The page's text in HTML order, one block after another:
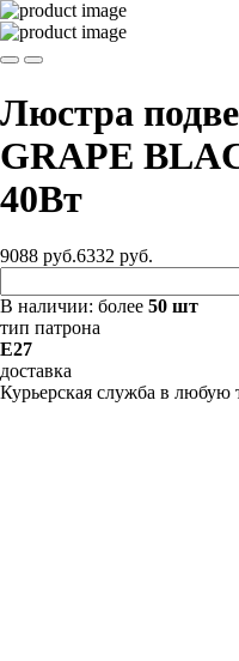
Люстра
GRAPE
40Вт
9088 руб.6332 руб.
В наличии: более 50 шт
тип патрона
E27
доставка
Курьерская служба в любую